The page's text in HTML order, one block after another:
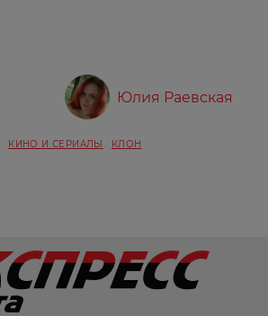
Юлия Раевская
КИНО И СЕРИАЛЫ КЛОН